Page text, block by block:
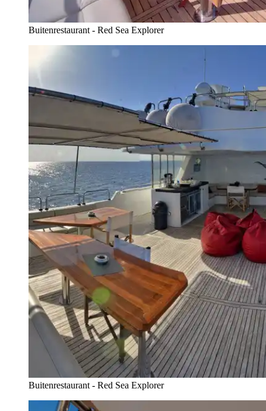
Buitenrestaurant - Red Sea Explorer
Buitenrestaurant - Red Sea Explorer